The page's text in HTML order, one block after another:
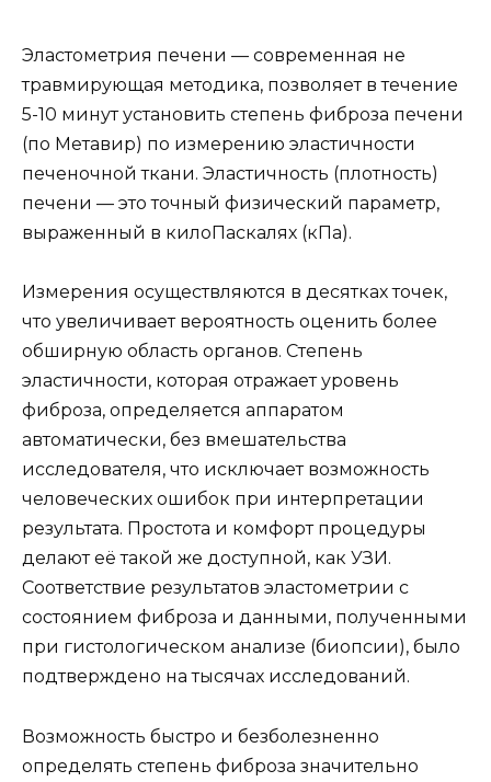
Эластометрия печени — современная не
травмирующая методика, позволяет в течение
5-10 минут установить степень фиброза печени
(по Метавир) по измерению эластичности
печеночной ткани. Эластичность (плотность)
печени — это точный физический параметр,
выраженный в килоПаскалях (кПа).
Измерения осуществляются в десятках точек,
что увеличивает вероятность оценить более
обширную область органов. Степень
эластичности, которая отражает уровень
фиброза, определяется аппаратом
автоматически, без вмешательства
исследователя, что исключает возможность
человеческих ошибок при интерпретации
результата. Простота и комфорт процедуры
делают её такой же доступной, как УЗИ.
Соответствие результатов эластометрии с
состоянием фиброза и данными, полученными
при гистологическом анализе (биопсии), было
подтверждено на тысячах исследований.
Возможность быстро и безболезненно
определять степень фиброза значительно